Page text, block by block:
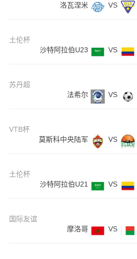
洛瓦涅米
VS
土伦杯
沙特阿拉伯U23
VS
苏丹超
法希尔
VS
VTB杯
莫斯科中央陆军
VS
土伦杯
沙特阿拉伯U21
VS
国际友谊
摩洛哥
VS